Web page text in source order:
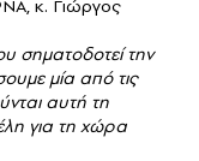
κ. Γιώργος
σηματοδοτεί την
μία από τις
αυτή τη
για τη χώρα